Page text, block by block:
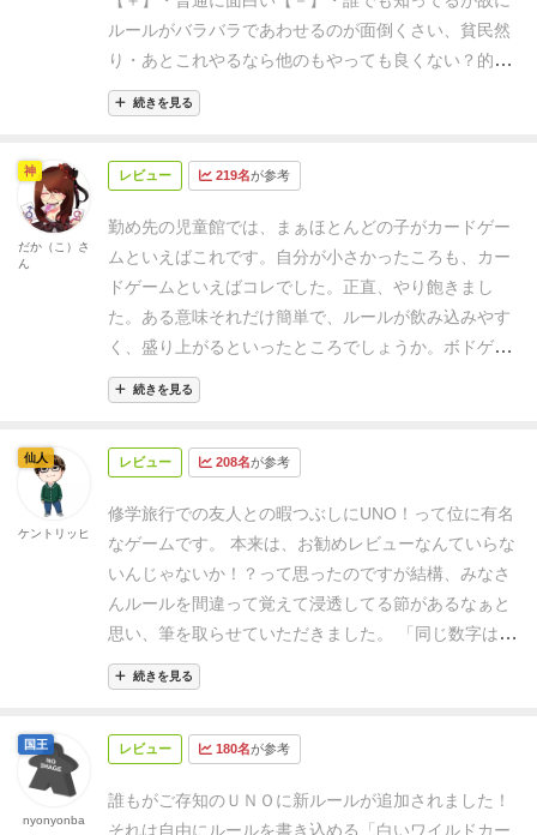
を追加しているぐらいだし、プレイするメンバーもゲ
ーマーではない人も多く、正式ルールを強要する気に
ならない。 カードゲームの定番ということもあり身
近の小中学生とかはこれが好きでよく遊んでいる。迷
い人を交えても手軽にプレイできる点は良いが、ウノ
に誘われた時には｢ウノのカードで｢ピット｣の遊び方を
紹介して回避する｣ぐらい個人的にはプレイしたくない
ゲーム。
ルールがバラバラであわせるのが面倒くさい、貧民然
り ・あとこれやるなら他のもやっても良くない？的な
嫉妬から減点しました笑 普通なら60点くらい？？
続きを見る
レビュー 219名が参考
勤め先の児童館では、まぁほとんどの子がカードゲー
ムといえばこれです。
自分が小さかったころも、カー
ドゲームといえばコレでした。 正直、やり飽きまし
た。 ある意味それだけ簡単で、ルールが飲み込みやす
く、盛り上がるといったところでしょうか。 ボドゲー
マを見ている皆さんには、「もっといいものはたくさ
んあるよ！！」という感じですが、そのハマるきっか
ウノorトランプ → なんじゃもんじゃorハゲタカの
面白さにはまっていく子どももいっぱいおります.
続きを見る
神
だか（こ）さ
ん
レビュー 208名が参考
修学旅行での友人との暇つぶしにUNO！って位に有名
なゲームです。 本来は、お勧めレビューなんていらな
いんじゃないか！？って思ったのですが結構、みなさ
んルールを間違って覚えて浸透してる節があるなぁと
思い、筆を取らせていただきました。
「同じ数字は重
ねて出せる！」
４で回避！」
ローカルルールだったのがいつの間にか浸透して正式
をキッカケに付属のルールブックを読んで遊んでみた
続きを見る
仙人
ケントリッヒ
レビュー 180名が参考
誰もがご存知のＵＮＯに新ルールが追加されました！
それは自由にルールを書き込める「白いワイルドカー
国王
nyonyonba